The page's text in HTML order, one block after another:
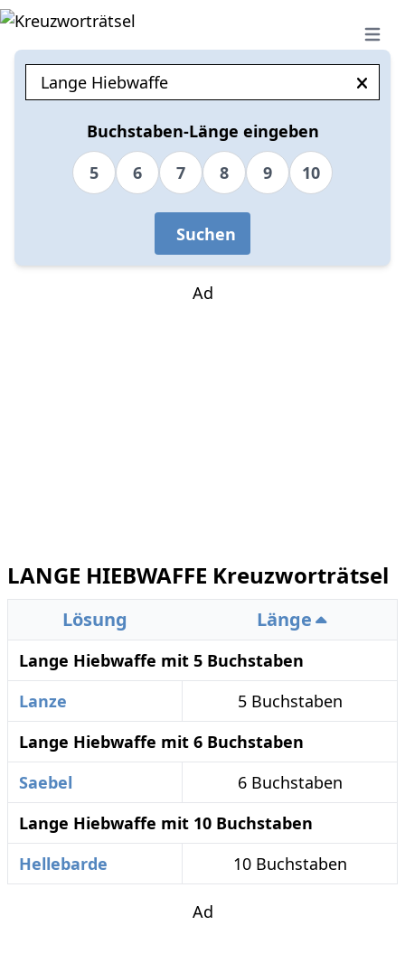
Open
Buchstaben-Länge eingeben
5
6 7 8 9 10
Suchen
Ad
LANGE HIEBWAFFE Kreuzworträtsel
Lösung Länge
Lange Hiebwaffe mit 5 Buchstaben
Lanze
5 Buchstaben
Lange Hiebwaffe mit 6 Buchstaben
Saebel
6 Buchstaben
Lange Hiebwaffe mit 10 Buchstaben
Hellebarde
10 Buchstaben
Ad